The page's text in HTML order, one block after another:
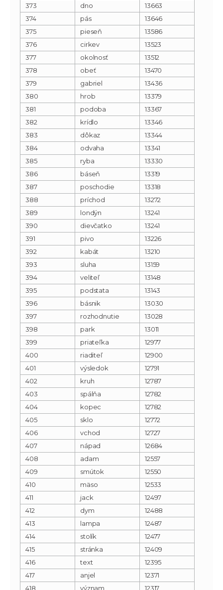
373
dno
13663
374
pás
13646
375
pieseň
13586
376
cirkev
13523
377
okolnosť
13512
378
obeť
13470
379
gabriel
13436
380
hrob
13379
381
podoba
13367
382
krídlo
13346
383
dôkaz
13344
384
odvaha
13341
385
ryba
13330
386
báseň
13319
387
poschodie
13318
388
príchod
13272
389
londýn
13241
390
dievčatko
13241
391
pivo
13226
392
kabát
13210
393
sluha
13159
394
veliteľ
13148
395
podstata
13143
396
básnik
13030
397
rozhodnutie
13028
398
park
13011
399
priateľka
12977
400
riaditeľ
12900
401
výsledok
12791
402
kruh
12787
403
spálňa
12782
404
kopec
12782
405
sklo
12772
406
vchod
12727
407
nápad
12684
408
adam
12557
409
smútok
12550
410
mäso
12533
411
jack
12497
412
dym
12488
413
lampa
12487
414
stolík
12477
415
stránka
12409
416
text
12395
417
anjel
12371
418
význam 12317